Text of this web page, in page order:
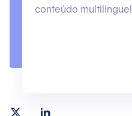
conteúdo multilíngue!